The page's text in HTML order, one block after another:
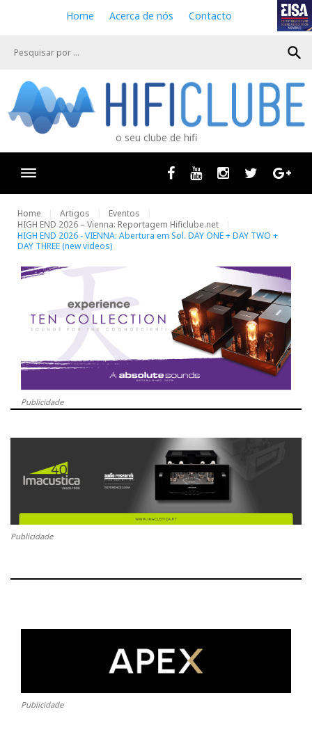
e
Home Acerca de nós Contacto
search
o seu clube de hifi
Facebook
Youtube InstagramTwitter
Home Artigos
Eventos
HIGH END 2026 – Vienna: Reportagem Hificlube.net
HIGH END 2026 - VIENNA: Abertura em Sol. DAY ONE + DAY TWO +
DAY THREE (new videos)
Publicidade
Publicidade
Publicidade